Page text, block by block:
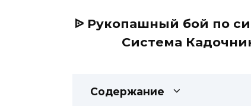
ᐉ Рукопашный бой по
Система
Содержание